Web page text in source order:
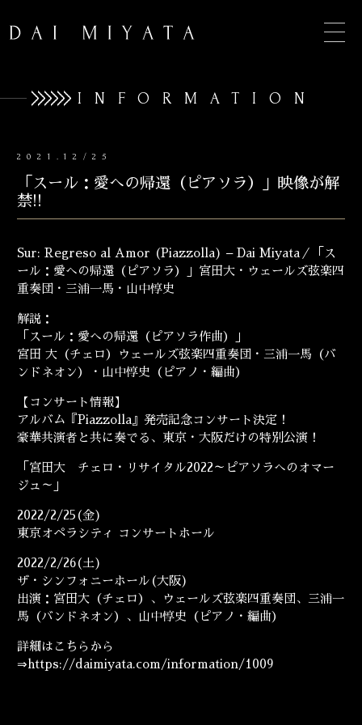
CONCERT
CONTACT
ENGLISH
INFORMATION
2021.12/25
「スール：愛への帰還（ピアソラ）」映像が解
禁!!
Sur: Regreso al Amor (Piazzolla) – Dai Miyata／「ス
ール：愛への帰還（ピアソラ）」宮田大・ ウェールズ弦楽四
重奏団・三浦一馬・山中惇史
解説：
「スール：愛への帰還（ピアソラ作曲）」
宮田 大（チェロ）ウェールズ弦楽四重奏団・三浦一馬（バ
ンドネオン）・山中惇史（ピアノ・編曲）
【コンサート情報】
アルバム『Piazzolla』発売記念コンサート決定！
豪華共演者と共に奏でる、東京・大阪だけの特別公演！
「宮田大 チェロ・リサイタル2022～ピアソラへのオマー
ジュ～」
2022/2/25(金)
東京オペラシティ コンサートホール
2022/2/26(土)
ザ・シンフォニーホール(大阪)
出演：宮田大（チェロ）、ウェールズ弦楽四重奏団、三浦一
馬（バンドネオン）、山中惇史（ピアノ・編曲）
詳細はこちらから
⇒ https://daimiyata.com/information/1009